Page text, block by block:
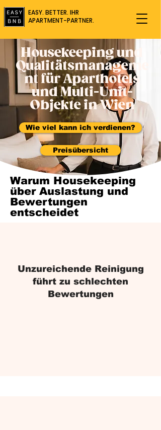
EASY. BETTER. IHR
APARTMENT-PARTNER.
Housekeeping und
Qualitätsmanageme
nt für Aparthotels
und Multi-Unit-
Objekte in Wien
Wie viel kann ich verdienen?
Preisübersicht
Warum Housekeeping
über Auslastung und
Bewertungen
entscheidet
Unzureichende Reinigung
führt zu schlechten
Bewertungen